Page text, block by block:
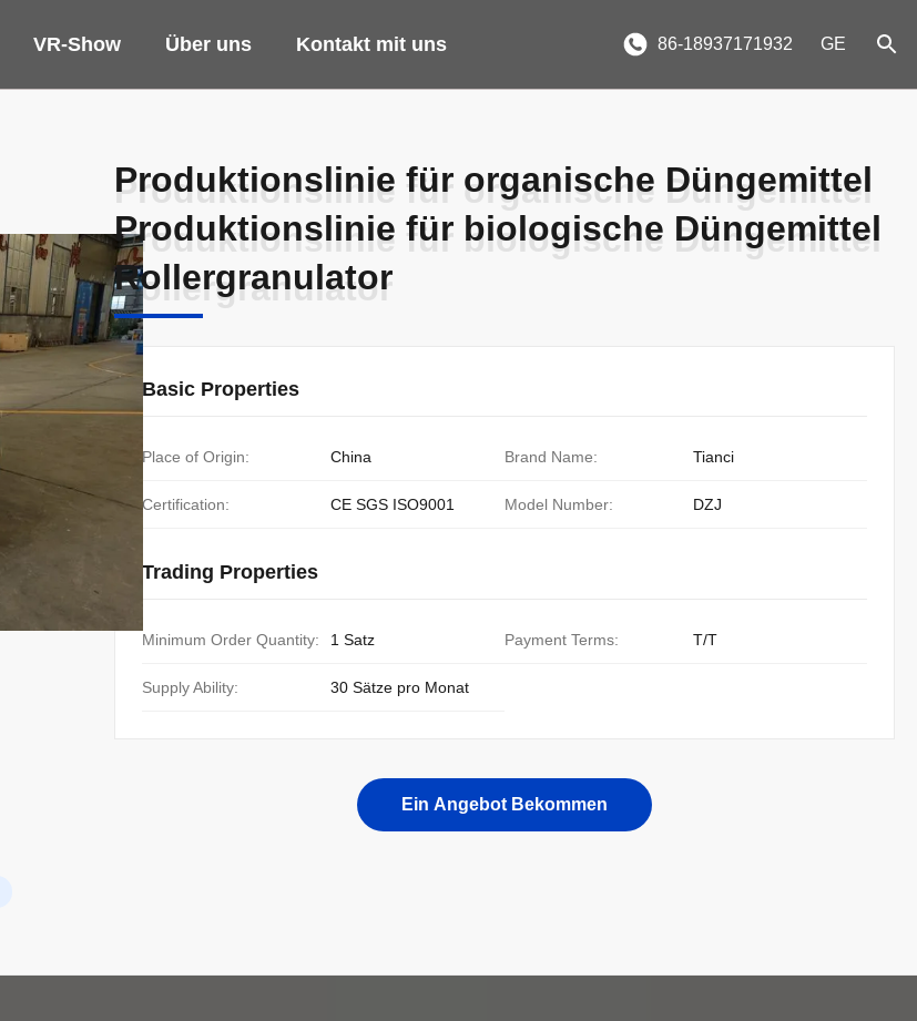
VR-Show Über uns Kontakt mit uns 86-18937171932 GE
Produktionslinie für organische Düngemittel
Produktionslinie für biologische Düngemittel
Rollergranulator
Produktionslinie für organische Düngemittel
Produktionslinie für biologische Düngemittel
Rollergranulator
Basic Properties
Place of Origin: China Brand Name: Tianci
Certification: CE SGS ISO9001 Model Number: DZJ
Trading Properties
Minimum Order Quantity: 1 Satz Payment Terms: T/T
Supply Ability: 30 Sätze pro Monat
Ein Angebot Bekommen